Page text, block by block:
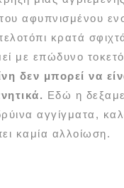
αφυπνισμένου
κρατά
με επώδυνο
δεν μπορεί να
Εδώ η
αγγίγματα,
καμία αλλοίωση.